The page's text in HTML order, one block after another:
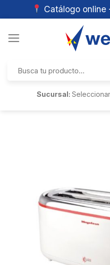
Catálogo online
por:
Sucursal: